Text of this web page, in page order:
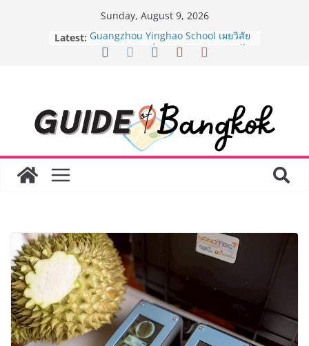
Sunday, August 9, 2026
Latest: Guangzhou Yinghao School เผยวิสัย
ทัศน์การศึกษาที่พร้อมรับอนาคต “เราไม่
8.8 “ซูเลียน” รวมพลังนักธุรกิจทั่ว
ประเทศ จัดประชุมใหญ่แห่งปี พบ CEO
“ดร.ปิยะวัฒน์” ถ่ายทอดวิสัยทัศน์ธุรกิจ
พร้อมฟรีคอนเสิร์ต “โชค รถแห่” ยกวง
AirAsia X SEE FAH พันธมิตรทางธุรกิจ
“BIO TRADE CONNECT 2026” ยก
ระดับผลิตภัณฑ์ท้องถิ่นสู่ตลาดเชิง
พาณิชย์อย่างยั่งยืน
LORDNINE จัดศึกคนดังสายเกม ไทย
ปะทะ ฟิลิปปินส์ ใน “Rise of the Tenth
Lord” เปิดสงครามกิลด์ข้ามประเทศ
ฉลองเซิร์ฟเวอร์ใหม่ เฮเลนา